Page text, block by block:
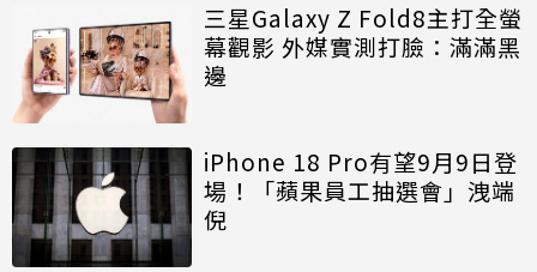
三星Galaxy Z Fold8主打全螢
幕觀影 外媒實測打臉：滿滿黑
邊
iPhone 18 Pro有望9月9日登
場！「蘋果員工抽選會」洩端
倪